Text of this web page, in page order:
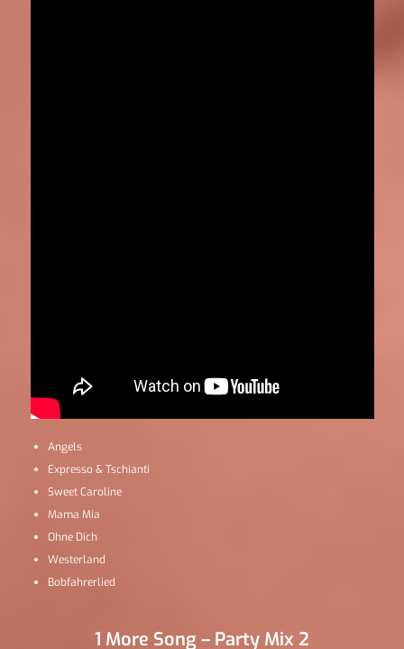
Angels
Expresso & Tschianti
Sweet Caroline
Mama Mia
Ohne Dich
Westerland
Bobfahrerlied
1 More Song – Party Mix 2